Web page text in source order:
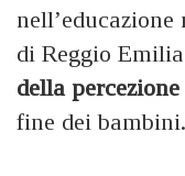
di Reggio
della
fine dei bambini.